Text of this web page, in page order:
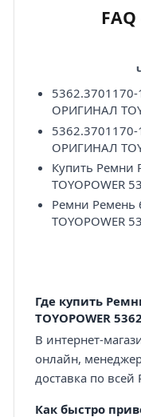
ОРИГИНАЛ
ОРИГИНАЛ
Купить Ремни
TOYOPOWER
Ремни
TOYOPOWER
Где купить
TOYOPOWER
В интернет-
онлайн,
доставка по всей
Как быстро